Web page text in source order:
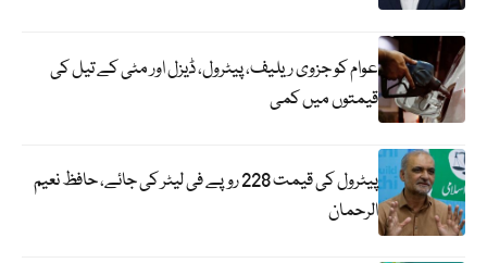
عوام کو جزوی ریلیف، پیٹرول، ڈیزل اور مٹی کے تیل کی
قیمتوں میں کمی
پیٹرول کی قیمت 228 روپے فی لیٹر کی جائے، حافظ نعیم
الرحمان